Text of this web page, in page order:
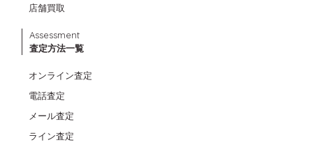
店舗買取
Assessment
査定方法一覧
オンライン査定
電話査定
メール査定
ライン査定